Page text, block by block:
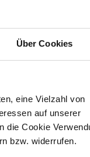
Über Cookies
eine Vielzahl von
auf unserer
die Cookie
bzw. widerrufen.